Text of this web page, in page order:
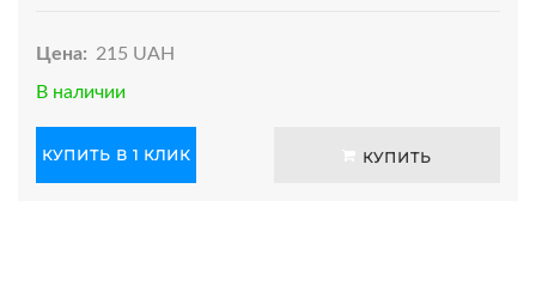
Цена: 215 UAH
В наличии
КУПИТЬ В 1 КЛИК КУПИТЬ